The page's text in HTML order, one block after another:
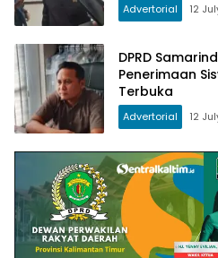
Advertorial 12
DPRD
Penerimaan
Terbuka
Advertorial 12